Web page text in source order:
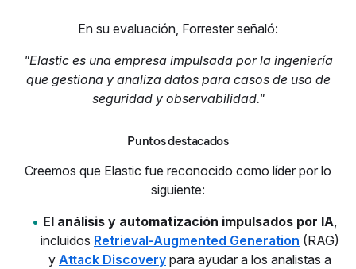
En su evaluación, Forrester señaló:
"Elastic es una empresa impulsada por la ingeniería
que gestiona y analiza datos para casos de uso de
seguridad y observabilidad."
Puntos destacados
Creemos que Elastic fue reconocido como líder por lo
siguiente:
El análisis y automatización impulsados por IA,
incluidos Retrieval-Augmented Generation (RAG)
y Attack Discovery para ayudar a los analistas a